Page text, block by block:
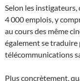
Selon les
4 000 emplois, y
au cours des même
également se traduire
télécommunications
Plus concrètement,